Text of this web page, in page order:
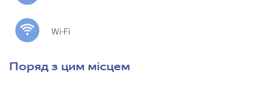
Wi-Fi
Поряд з цим місцем